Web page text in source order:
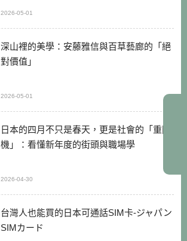
2026-05-01
深山裡的美學：安藤雅信與百草藝廊的「絕
對價值」
2026-05-01
日本的四月不只是春天，更是社會的「重開
機」：看懂新年度的街頭與職場學
2026-04-30
台灣人也能買的日本可通話SIM卡-ジャパン
SIMカード